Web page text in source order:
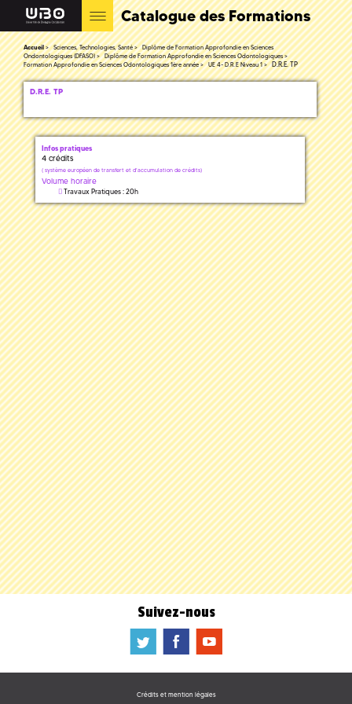
Catalogue des Formations
Accueil Sciences, Technologies, Santé
Diplôme de Formation Approfondie en Sciences
Ondontologiques (DFASO)
Diplôme de Formation Approfondie en Sciences Odontologiques
Formation Approfondie en Sciences Odontologiques 1ère année
UE 4- D.R.E Niveau 1 D.R.E. TP
D.R.E. TP
Infos pratiques
4 crédits
( système européen de transfert et d'accumulation de crédits)
Volume horaire
Travaux Pratiques : 20h
Suivez-nous
a b f
Crédits et mention légales